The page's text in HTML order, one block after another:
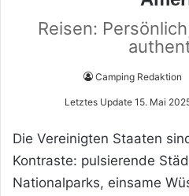
Reisen:
Camping Redaktion
Letztes Update 15. Mai
Die Vereinigten Staaten
Kontraste: pulsierende
Nationalparks, einsame